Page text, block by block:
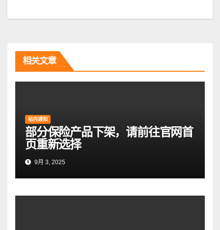
航
相关文章
站内通知
部分保险产品下架，请前往官网首
页重新选择
9月 3, 2025